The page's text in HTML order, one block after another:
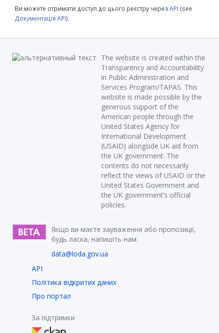
Ви можете отримати доступ до цього реєстру через API (see
Документація API).
The website is created within the
Transparency and Accountability
in Public Administration and
Services Program/TAPAS. This
website is made possible by the
generous support of the
American people through the
United States Agency for
International Development
(USAID) alongside UK aid from
the UK government. The
contents do not necessarily
reflect the views of USAID or the
United States Government and
the UK government’s official
policies.
Якщо ви маєте зауваження або пропозиції,
будь ласка, напишіть нам:
data@loda.gov.ua
API
Політика відкритих даних
Про портал
За підтримки